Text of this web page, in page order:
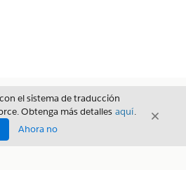
el sistema de traducción
Obtenga más detalles aquí.
Ahora no
Cerrar